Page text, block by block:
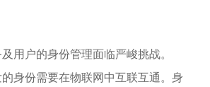
用户的身份管理面临严峻挑战。
身份需要在物联网中互联互通。身